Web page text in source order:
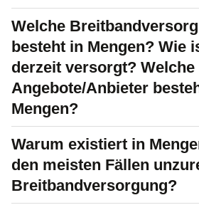
Welche
besteht in Mengen? Wie
derzeit versorgt? Welche
Angebote/Anbieter
Mengen?
Warum existiert in
den meisten Fällen
Breitbandversorgung?